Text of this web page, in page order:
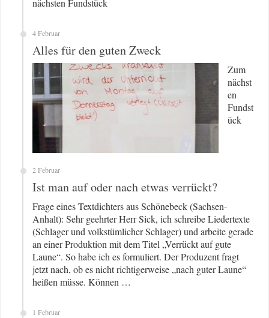
nächsten Fundstück
4 Februar
Alles für den guten Zweck
Zum
nächst
en
Fundst
ück
2 Februar
Ist man auf oder nach etwas verrückt?
Frage eines Textdichters aus Schönebeck (Sachsen-
Anhalt): Sehr geehrter Herr Sick, ich schreibe Liedertexte
(Schlager und volkstümlicher Schlager) und arbeite gerade
an einer Produktion mit dem Titel „Verrückt auf gute
Laune“. So habe ich es formuliert. Der Produzent fragt
jetzt nach, ob es nicht richtigerweise „nach guter Laune“
heißen müsse. Können …
1 Februar